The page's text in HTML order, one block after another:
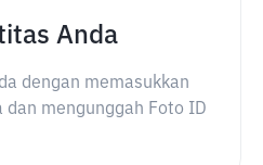
Anda
dengan memasukkan
dan mengunggah Foto ID